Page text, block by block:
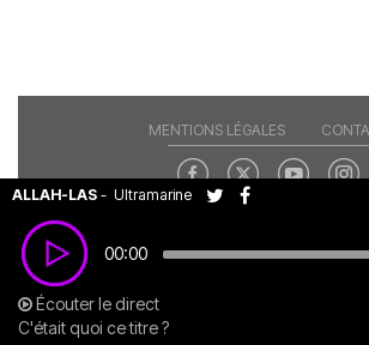
00:00
ALLAH-LAS - Ultramarine
Écouter le direct
C'était quoi ce titre ?
MENTIONS LÉGALES